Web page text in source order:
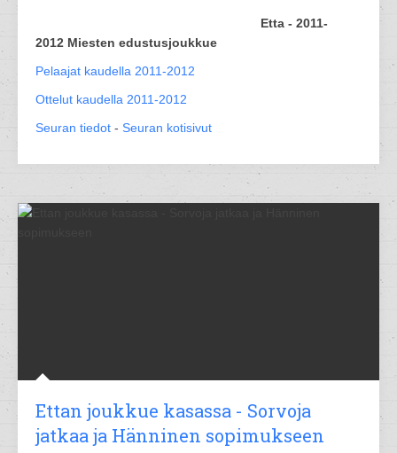
Etta - 2011-
2012 Miesten edustusjoukkue
Pelaajat kaudella 2011-2012
Ottelut kaudella 2011-2012
Seuran tiedot - Seuran kotisivut
Ettan joukkue kasassa - Sorvoja
jatkaa ja Hänninen sopimukseen